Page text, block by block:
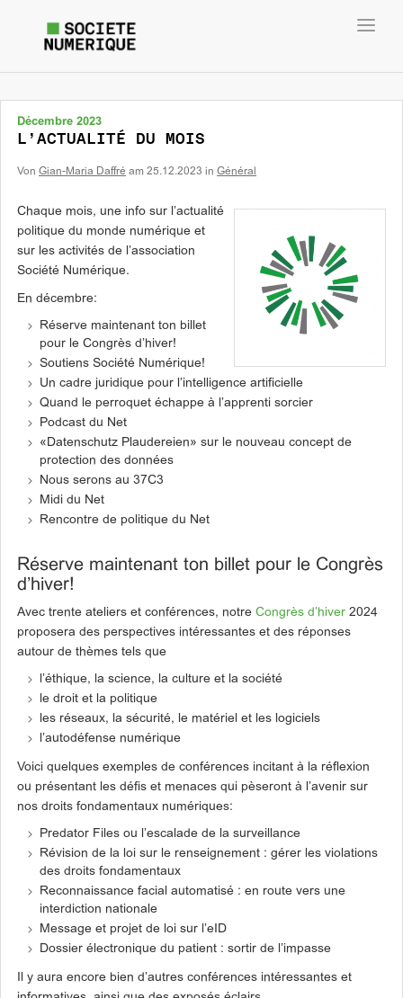
Décembre 2023
L’ACTUALITÉ DU MOIS
Von Gian-Maria Daffré am 25.12.2023 in Général
Chaque mois, une info sur l’actualité
politique du monde numérique et
sur les activités de l’association
Société Numérique.
En décembre:
Réserve maintenant ton billet
pour le Congrès d’hiver!
Soutiens Société Numérique!
Un cadre juridique pour l’intelligence artificielle
Quand le perroquet échappe à l’apprenti sorcier
Podcast du Net
«Datenschutz Plaudereien» sur le nouveau concept de
protection des données
Nous serons au 37C3
Midi du Net
Rencontre de politique du Net
Réserve maintenant ton billet pour le Congrès
d’hiver!
Avec trente ateliers et conférences, notre Congrès d’hiver 2024
proposera des perspectives intéressantes et des réponses
autour de thèmes tels que
l’éthique, la science, la culture et la société
le droit et la politique
les réseaux, la sécurité, le matériel et les logiciels
l’autodéfense numérique
Voici quelques exemples de conférences incitant à la réflexion
ou présentant les défis et menaces qui pèseront à l’avenir sur
nos droits fondamentaux numériques:
Predator Files ou l’escalade de la surveillance
Révision de la loi sur le renseignement : gérer les violations
des droits fondamentaux
Reconnaissance facial automatisé : en route vers une
interdiction nationale
Message et projet de loi sur l’eID
Dossier électronique du patient : sortir de l’impasse
Il y aura encore bien d’autres conférences intéressantes et